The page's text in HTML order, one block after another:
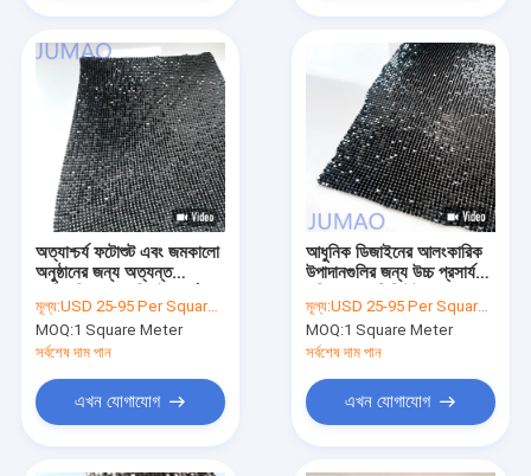
অত্যাশ্চর্য ফটোশুট এবং জমকালো
অনুষ্ঠানের জন্য অত্যন্ত
মূল্য:USD 25-95 Per Square Meter
MOQ:1 Square Meter
সর্বশেষ দাম পান
এখন যোগাযোগ
আধুনিক ডিজাইনের আলংকারিক
উপাদানগুলির জন্য উচ্চ প্রসার্য
মূল্য:USD 25-95 Per Square Meter
MOQ:1 Square Meter
সর্বশেষ দাম পান
এখন যোগাযোগ